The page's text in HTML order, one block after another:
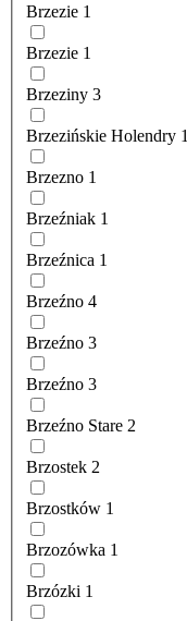
Brzezie 1
Brzezie 1
Brzeziny 3
Brzezińskie Holendry 1
Brzezno 1
Brzeźniak 1
Brzeźnica 1
Brzeźno 4
Brzeźno 3
Brzeźno 3
Brzeźno Stare 2
Brzostek 2
Brzostków 1
Brzozówka 1
Brzózki 1